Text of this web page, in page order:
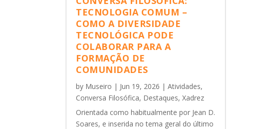
TECNOLOGIA COMUM –
COMO A DIVERSIDADE
TECNOLÓGICA PODE
COLABORAR PARA A
FORMAÇÃO DE
COMUNIDADES
by Museiro | Jun 19, 2026 | Atividades,
Conversa Filosófica, Destaques, Xadrez
Orientada como habitualmente por Jean D.
Soares, e inserida no tema geral do último